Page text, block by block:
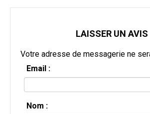
LAISSER UN AVIS
Votre adresse de messagerie ne
Email :
Nom :